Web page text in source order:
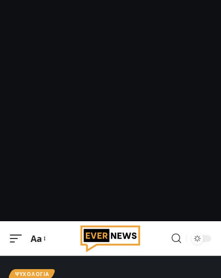
Μεγέθυνση
Aa
ΨΥΧΟΛΟΓΊΑ